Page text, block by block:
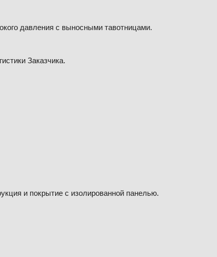
давления с выносными тавотницами.
Заказчика.
и покрытие с изолированной панелью.